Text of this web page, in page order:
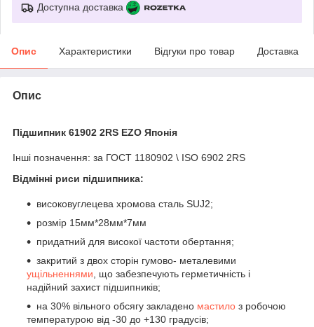
Доступна доставка
Опис Характеристики Відгуки про товар Доставка
Опис
Підшипник 61902 2RS EZO Японія
Інші позначення: за ГОСТ 1180902 \ ISO 6902 2RS
Відмінні риси підшипника:
високовуглецева хромова сталь SUJ2;
розмір 15мм*28мм*7мм
придатний для високої частоти обертання;
закритий з двох сторін гумово- металевими
ущільненнями , що забезпечують герметичність і
надійний захист підшипників;
на 30% вільного обсягу закладено мастило з робочою
температурою від -30 до +130 градусів;